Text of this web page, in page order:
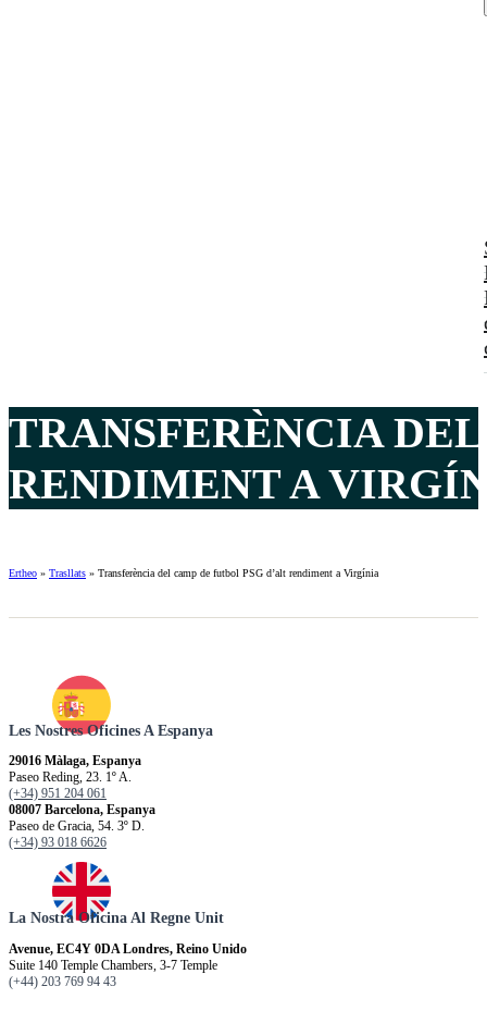
TRANSFERÈNCIA
RENDIMENT A
Ertheo » Trasllats » Transferència del camp de futbol PSG d’alt rendiment a Virgínia
Les Nostres Oficines A Espanya
29016 Màlaga, Espanya
Paseo Reding, 23. 1º A.
(+34) 951 204 061
08007 Barcelona, Espanya
Paseo de Gracia, 54. 3º D.
(+34) 93 018 6626
La Nostra Oficina Al Regne Unit
Avenue, EC4Y 0DA Londres, Reino Unido
Suite 140 Temple Chambers, 3-7 Temple
(+44) 203 769 94 43